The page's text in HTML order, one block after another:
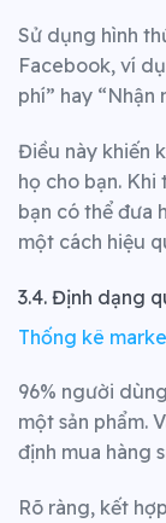
Sử dụng hình
Facebook, ví
phí” hay “Nhận
Điều này khiến
họ cho bạn.
bạn có thể đưa
một cách hiệu
3.4. Định dạng
Thống kê
96% người
một sản phẩm.
định mua hàng
Rõ ràng, kết